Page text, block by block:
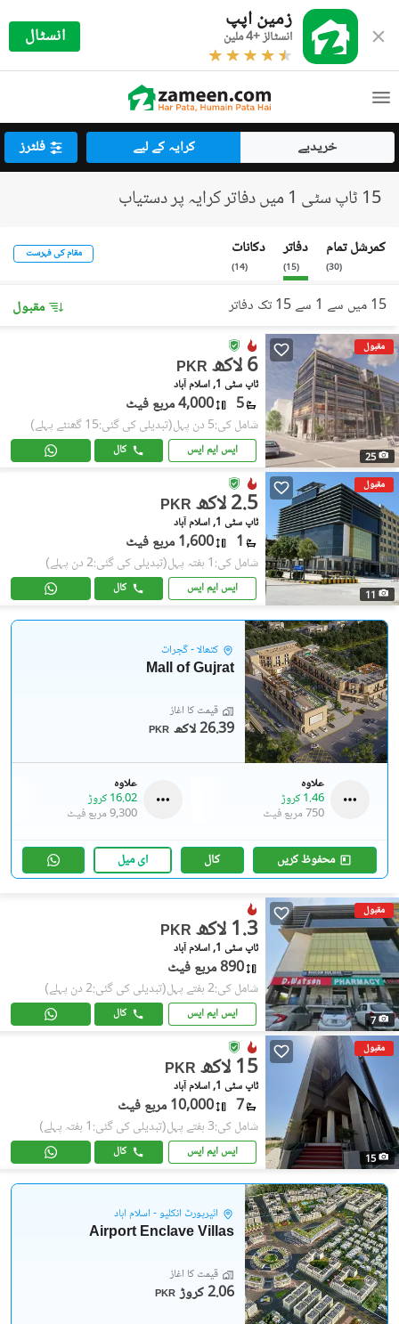
زمین اپپ
انسٹالز +4 ملین انسٹال
خریدیے کرایہ کے لیے فلٹرز
15 ٹاپ سٹی 1 میں دفاتر کرایہ پر دستیاب
کمرشل تمام
(
30
)
دفاتر
(
15
)
دکانات
(
14
)
مقام کی فہرست
15 میں سے 1 سے 15 تک دفاتر مقبول
مقبول
25
PKR 6 لاکھ
ٹاپ سٹی 1, اسلام آباد
5 4,000 مربع فیٹ
شامل کی:5 دن پہل (تبدیلی کی گئی:15 گھنٹے پہلے)
ایس ایم ایس کال
مقبول
11
PKR 2.5 لاکھ
ٹاپ سٹی 1, اسلام آباد
1 1,600 مربع فیٹ
شامل کی:1 ہفتہ پہل (تبدیلی کی گئی:2 دن پہلے)
ایس ایم ایس کال
کتھالا - گجرات
Mall of Gujrat
قیمت کا آغاز
PKR 26.39 لاکھ
علاوہ
1.46 کروڑ
750 مربع فیٹ
علاوہ
16.02 کروڑ
9,300 مربع فیٹ
محفوظ کریں کال ای میل
مقبول
7
PKR 1.3 لاکھ
ٹاپ سٹی 1, اسلام آباد
890 مربع فیٹ
شامل کی:2 ہفتے پہل (تبدیلی کی گئی:2 دن پہلے)
ایس ایم ایس کال
مقبول
15
PKR 15 لاکھ
ٹاپ سٹی 1, اسلام آباد
7 10,000 مربع فیٹ
شامل کی:3 ہفتے پہل (تبدیلی کی گئی:1 ہفتہ پہلے)
ایس ایم ایس کال
ائیرپورٹ انکلیو - اسلام آباد
Airport Enclave Villas
قیمت کا آغاز
PKR 2.06 کروڑ